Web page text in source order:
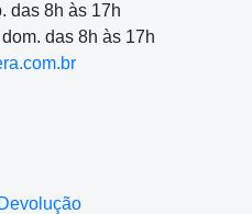
das 8h às 17h
das 8h às 17h